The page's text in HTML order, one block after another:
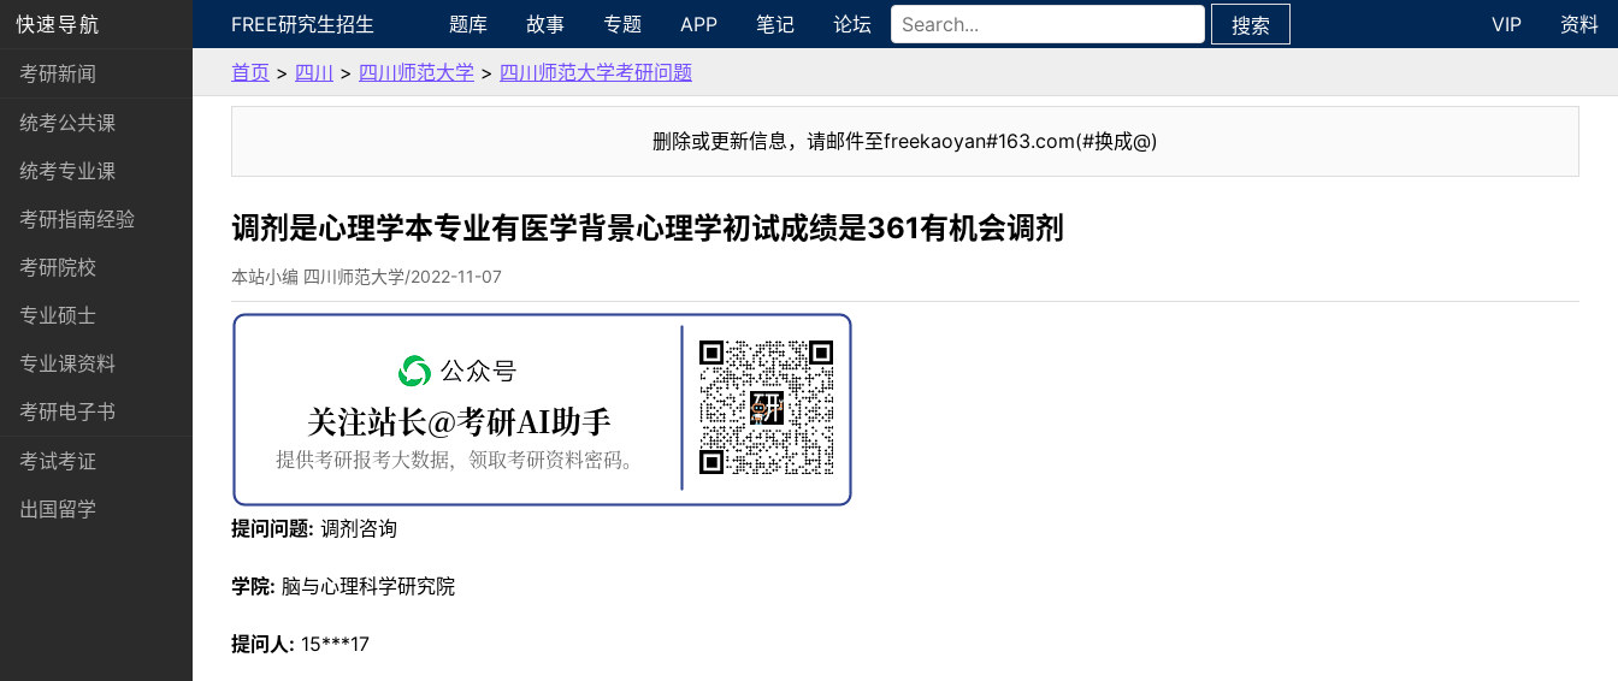
快速导航
考研新闻
统考公共课
统考专业课
考研指南经验
考研院校
专业硕士
专业课资料
考研电子书
考试考证
出国留学
FREE研究生招生 题库 故事 专题 APP 笔记 论坛 搜索 VIP
资料
首页 > 四川 > 四川师范大学 > 四川师范大学考研问题
删除或更新信息，请邮件至freekaoyan#163.com(#换成@)
调剂是心理学本专业有医学背景心理学初试成绩是361有机会调剂
本站小编 四川师范大学/2022-11-07
提问问题: 调剂咨询
学院: 脑与心理科学研究院
提问人: 15***17